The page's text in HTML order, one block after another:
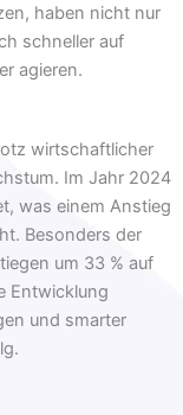
haben nicht nur
schneller auf
agieren.
wirtschaftlicher
Im Jahr 2024
was einem Anstieg
Besonders der
um 33 % auf
Entwicklung
und smarter